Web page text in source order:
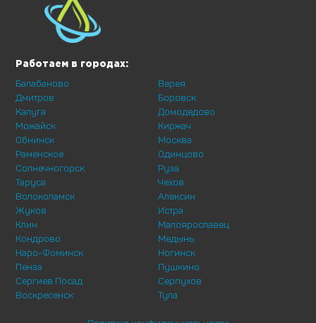
Работаем в городах:
Балабаново
Дмитров
Калуга
Можайск
Обнинск
Раменское
Солнечногорск
Таруса
Верея
Боровск
Домодедово
Киржач
Москва
Одинцово
Руза
Чехов
Волоколамск
Жуков
Клин
Кондрово
Наро-Фоминск
Пенза
Сергиев Посад
Воскресенск
Алексин
Истра
Малоярославец
Медынь
Ногинск
Пушкино
Серпухов
Тула